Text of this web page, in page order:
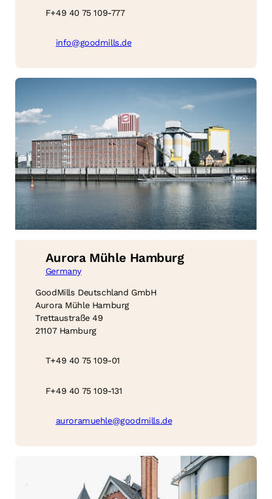
F+49 40 75 109-777
info@goodmills.de
Aurora Mühle Hamburg
Germany
GoodMills Deutschland GmbH
Aurora Mühle Hamburg
Trettaustraße 49
21107 Hamburg
T+49 40 75 109-01
F+49 40 75 109-131
auroramuehle@goodmills.de